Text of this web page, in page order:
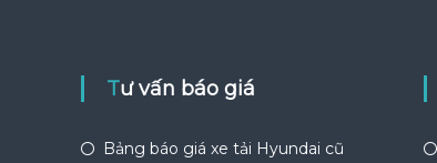
Tư vấn báo giá
Bảng báo giá xe tải Hyundai cũ